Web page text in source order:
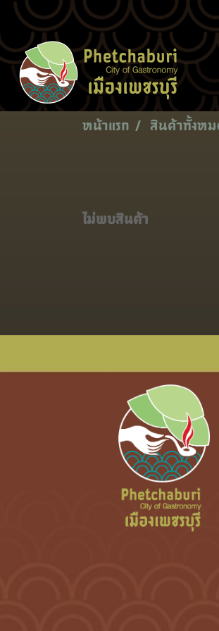
หน้าแรก สินค้าทั้งห
ไม่พบสินค้า